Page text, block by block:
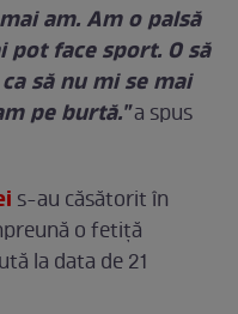
am. Am o palsă
pot face sport. O să
să nu mi se mai
pe burtă."a spus
s-au căsătorit în
o fetiţă
la data de 21